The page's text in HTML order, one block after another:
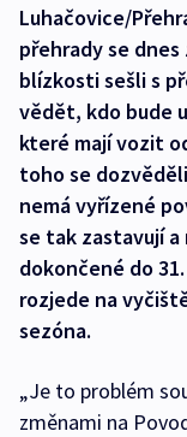
Luhačovice/
přehrady se
blízkosti sešli s
vědět, kdo bude
které mají vozit
toho se
nemá vyřízené
se tak zastavují
dokončené do
rozjede na
sezóna.
„Je to problém
změnami na